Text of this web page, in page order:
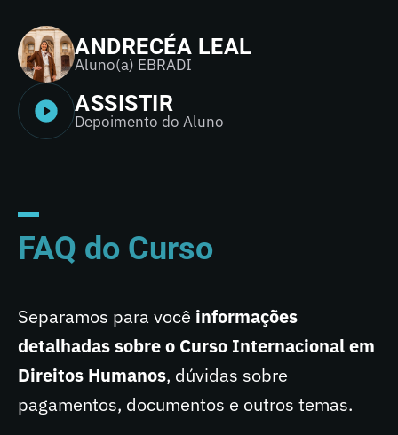
ANDRECÉA LEAL
Aluno(a) EBRADI
ASSISTIR
Depoimento do Aluno
FAQ do Curso
Separamos para você informações
detalhadas sobre o Curso Internacional em
Direitos Humanos, dúvidas sobre
pagamentos, documentos e outros temas.